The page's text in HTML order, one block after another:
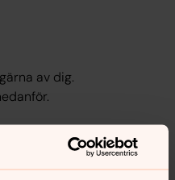
av dig.